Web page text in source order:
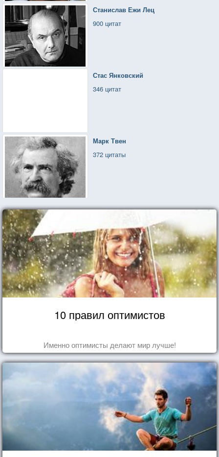
Станислав Ежи Лец
900 цитат
Стас Янковский
346 цитат
Марк Твен
372 цитаты
10 правил оптимистов
Именно оптимисты делают мир лучше!